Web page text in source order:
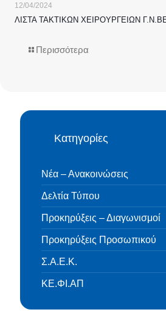
12/04/2024
ΛΙΣΤΑ ΤΑΚΤΙΚΩΝ ΧΕΙΡΟΥΡΓΕΙΩΝ
Περισσότερα
Κατηγορίες
Νέα – Ανακοινώσεις
Δελτία Τύπου
Προκηρύξεις – Διαγωνισμοί
Προκηρύξεις Προσωπικού
Σ.Α.Ε.Κ.
ΚΕ.ΦΙ.ΑΠ